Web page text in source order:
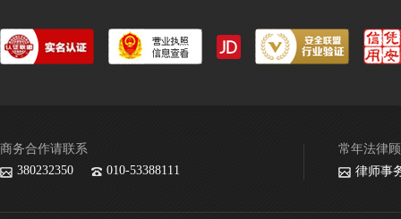
商务合作请联系
380232350
010-53388111
常年法律
律师事